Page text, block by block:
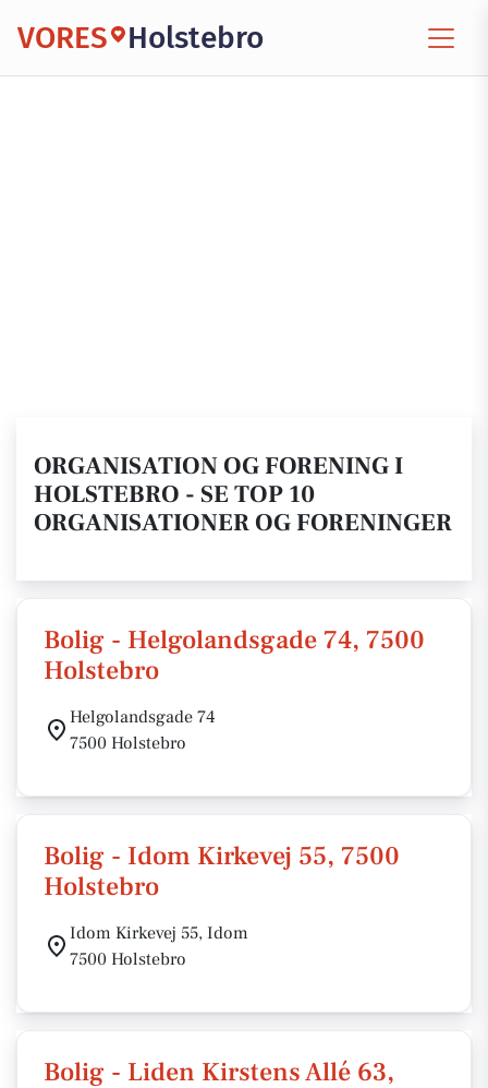
VORES Holstebro
ORGANISATION OG FORENING I
HOLSTEBRO - SE TOP 10
ORGANISATIONER OG FORENINGER
Bolig - Helgolandsgade 74, 7500
Holstebro
Helgolandsgade 74
7500 Holstebro
Bolig - Idom Kirkevej 55, 7500
Holstebro
Idom Kirkevej 55, Idom
7500 Holstebro
Bolig - Liden Kirstens Allé 63,